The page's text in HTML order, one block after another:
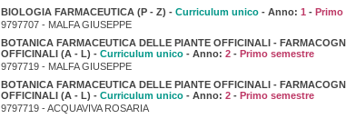
BIOLOGIA FARMACEUTICA (P - Z) - Curriculum unico - Anno: 1 - Primo
9797707 - MALFA GIUSEPPE
BOTANICA FARMACEUTICA DELLE PIANTE OFFICINALI -
OFFICINALI (A - L) - Curriculum unico - Anno: 2 - Primo semestre
9797719 - MALFA GIUSEPPE
BOTANICA FARMACEUTICA DELLE PIANTE OFFICINALI -
OFFICINALI (A - L) - Curriculum unico - Anno: 2 - Primo semestre
9797719 - ACQUAVIVA ROSARIA